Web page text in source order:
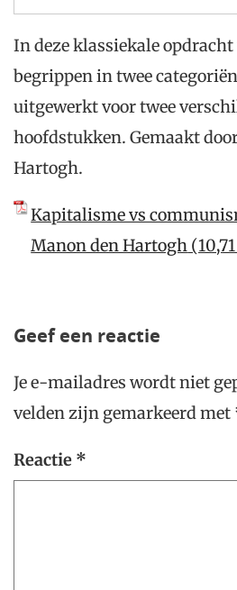
In deze klassiekale
begrippen in twee
uitgewerkt voor twee
hoofdstukken. Gemaakt
Hartogh.
Kapitalisme vs
Manon den Hartogh
Geef een reactie
Je e-mailadres wordt niet
velden zijn gemarkeerd met
Reactie *